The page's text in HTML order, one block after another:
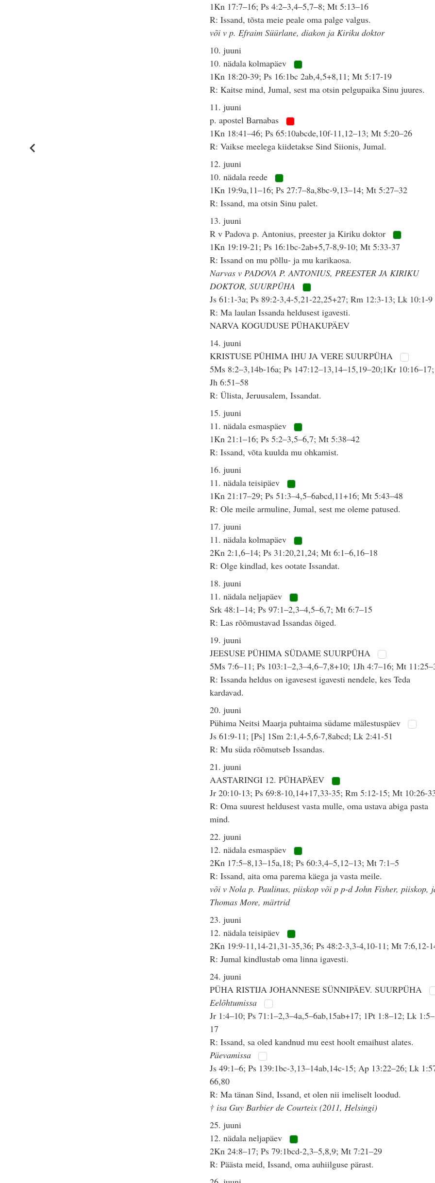
1Kn 17:7–16; Ps 4:2–3,4–5,7–8; Mt 5:13–16
R: Issand, tõsta meie peale oma palge valgus.
või v p. Efraim Süürlane, diakon ja Kiriku doktor
10. juuni
10. nädala kolmapäev
1Kn 18:20-39; Ps 16:1bc 2ab,4,5+8,11; Mt 5:17-19
R: Kaitse mind, Jumal, sest ma otsin pelgupaika Sinu juures.
11. juuni
p. apostel Barnabas
1Kn 18:41–46; Ps 65:10abcde,10f-11,12–13; Mt 5:20–26
R: Vaikse meelega kiidetakse Sind Siionis, Jumal.
12. juuni
10. nädala reede
1Kn 19:9a,11–16; Ps 27:7–8a,8bc-9,13–14; Mt 5:27–32
R: Issand, ma otsin Sinu palet.
13. juuni
R v Padova p. Antonius, preester ja Kiriku doktor
1Kn 19:19-21; Ps 16:1bc-2ab+5,7-8,9-10; Mt 5:33-37
R: Issand on mu põllu- ja mu karikaosa.
Narvas v PADOVA P. ANTONIUS, PREESTER JA KIRIKU
DOKTOR, SUURPÜHA
Js 61:1-3a; Ps 89:2-3,4-5,21-22,25+27; Rm 12:3-13; Lk 10:1-9
R: Ma laulan Issanda heldusest igavesti.
NARVA KOGUDUSE PÜHAKUPÄEV
14. juuni
KRISTUSE PÜHIMA IHU JA VERE SUURPÜHA
5Ms 8:2–3,14b-16a; Ps 147:12–13,14–15,19–20;1Kr 10:16–17;
Jh 6:51–58
R: Ülista, Jeruusalem, Issandat.
15. juuni
11. nädala esmaspäev
1Kn 21:1–16; Ps 5:2–3,5–6,7; Mt 5:38–42
R: Issand, võta kuulda mu ohkamist.
16. juuni
11. nädala teisipäev
1Kn 21:17–29; Ps 51:3–4,5–6abcd,11+16; Mt 5:43–48
R: Ole meile armuline, Jumal, sest me oleme patused.
17. juuni
11. nädala kolmapäev
2Kn 2:1,6–14; Ps 31:20,21,24; Mt 6:1–6,16–18
R: Olge kindlad, kes ootate Issandat.
18. juuni
11. nädala neljapäev
Srk 48:1–14; Ps 97:1–2,3–4,5–6,7; Mt 6:7–15
R: Las rõõmustavad Issandas õiged.
19. juuni
JEESUSE PÜHIMA SÜDAME SUURPÜHA
5Ms 7:6–11; Ps 103:1–2,3–4,6–7,8+10; 1Jh 4:7–16; Mt
R: Issanda heldus on igavesest igavesti nendele, kes Teda
kardavad.
20. juuni
Pühima Neitsi Maarja puhtaima südame mälestuspäev
Js 61:9-11; [Ps] 1Sm 2:1,4-5,6-7,8abcd; Lk 2:41-51
R: Mu süda rõõmutseb Issandas.
21. juuni
AASTARINGI 12. PÜHAPÄEV
Jr 20:10-13; Ps 69:8-10,14+17,33-35; Rm 5:12-15; Mt 10:26-
R: Oma suurest heldusest vasta mulle, oma ustava abiga pasta
mind.
22. juuni
12. nädala esmaspäev
2Kn 17:5–8,13–15a,18; Ps 60:3,4–5,12–13; Mt 7:1–5
R: Issand, aita oma parema käega ja vasta meile.
või v Nola p. Paulinus, piiskop või p p-d John Fisher, piiskop,
Thomas More, märtrid
23. juuni
12. nädala teisipäev
2Kn 19:9-11,14-21,31-35,36; Ps 48:2-3,3-4,10-11; Mt 7:6,12-
R: Jumal kindlustab oma linna igavesti.
24. juuni
PÜHA RISTIJA JOHANNESE SÜNNIPÄEV. SUURPÜHA
Eelõhtumissa
Jr 1:4–10; Ps 71:1–2,3–4a,5–6ab,15ab+17; 1Pt 1:8–12; Lk 1:5–
17
R: Issand, sa oled kandnud mu eest hoolt emaihust alates.
Päevamissa
Js 49:1–6; Ps 139:1bc-3,13–14ab,14c-15; Ap 13:22–26; Lk
66,80
R: Ma tänan Sind, Issand, et olen nii imeliselt loodud.
† isa Guy Barbier de Courteix (2011, Helsingi)
25. juuni
12. nädala neljapäev
2Kn 24:8–17; Ps 79:1bcd-2,3–5,8,9; Mt 7:21–29
R: Päästa meid, Issand, oma auhiilguse pärast.